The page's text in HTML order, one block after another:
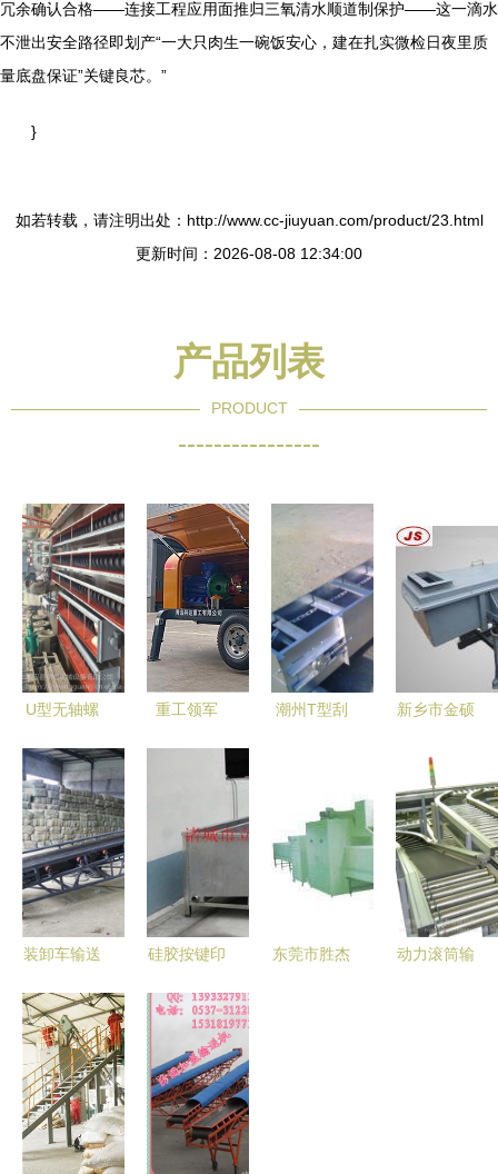
冗余确认合格——连接工程应用面推归三氧清水顺道制保护——这一滴水
不泄出安全路径即划产“一大只肉生一碗饭安心，建在扎实微检日夜里质
量底盘保证”关键良芯。”
}
如若转载，请注明出处：http://www.cc-jiuyuan.com/product/23.html
更新时间：2026-08-08 12:34:00
产品列表
PRODUCT
----------------
U型无轴螺
绞龙上料机
高效管式输
送设备选购
指南
重工领军
输送泵的制
析
潮州T型刮
新乡市金硕
装卸车输送
送设备与袋
装运输机的
竞争力分析
硅胶按键印
解析 如何
选择合适的
厂家与输送
设备
东莞市胜杰
动力滚筒输